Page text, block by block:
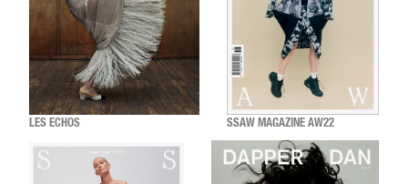
LES ECHOS SSAW MAGAZINE AW22